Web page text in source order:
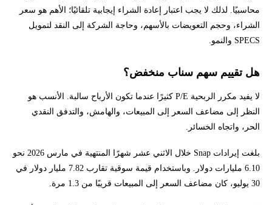
محاسبيًا. لذلك لا يجب اعتبار إعادة الشراء إيجابية تلقائيًا؛ الأهم هو سعر
الشراء، وحجم التعويضات بالأسهم، وحاجة الشركة إلى النقد لتمويل
SPECS والنمو.
هل تقييم سهم سناب منخفض؟
لا يفيد مكرر الربحية P/E كثيرًا عندما تكون الأرباح سالبة. الأنسب هو
النظر إلى مضاعف السعر إلى المبيعات، والهامش، والتدفق النقدي
الحر، واتجاه الخسائر.
بلغت إيرادات Snap خلال الاثني عشر شهرًا المنتهية في مارس 2026 نحو
6.10 مليارات دولار. وباستخدام قيمة سوقية تقارب 7.82 مليار دولار في
30 يوليو، كان مضاعف السعر إلى المبيعات قريبًا من 1.3 مرة.